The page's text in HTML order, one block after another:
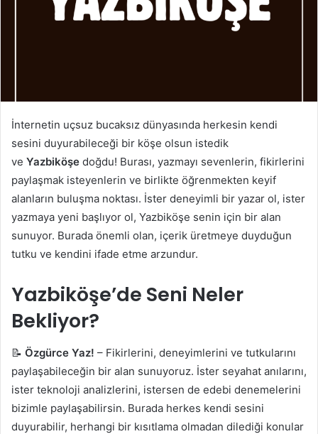
e
r
m
e
k
İnternetin uçsuz bucaksız dünyasında herkesin kendi
sesini duyurabileceği bir köşe olsun istedik
ve Yazbiköşe doğdu! Burası, yazmayı sevenlerin, fikirlerini
paylaşmak isteyenlerin ve birlikte öğrenmekten keyif
alanların buluşma noktası. İster deneyimli bir yazar ol, ister
yazmaya yeni başlıyor ol, Yazbiköşe senin için bir alan
sunuyor. Burada önemli olan, içerik üretmeye duyduğun
tutku ve kendini ifade etme arzundur.
Yazbiköşe’de Seni Neler
Bekliyor?
📝 Özgürce Yaz! – Fikirlerini, deneyimlerini ve tutkularını
paylaşabileceğin bir alan sunuyoruz. İster seyahat anılarını,
ister teknoloji analizlerini, istersen de edebi denemelerini
bizimle paylaşabilirsin. Burada herkes kendi sesini
duyurabilir, herhangi bir kısıtlama olmadan dilediği konular